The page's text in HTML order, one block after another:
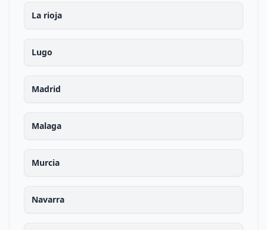
La rioja
Lugo
Madrid
Malaga
Murcia
Navarra